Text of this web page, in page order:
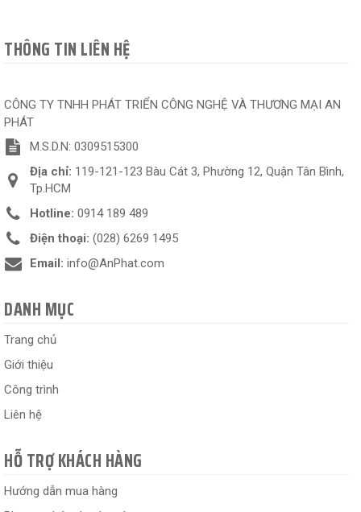
THÔNG TIN LIÊN HỆ
CÔNG TY TNHH PHÁT TRIỂN CÔNG NGHỆ VÀ THƯƠNG MẠI AN
PHÁT
M.S.D.N: 0309515300
Địa chỉ: 119-121-123 Bàu Cát 3, Phường 12, Quận Tân Bình,
Tp.HCM
Hotline: 0914 189 489
Điện thoại: (028) 6269 1495
Email: info@AnPhat.com
DANH MỤC
Trang chủ
Giới thiệu
Công trình
Liên hệ
HỖ TRỢ KHÁCH HÀNG
Hướng dẫn mua hàng